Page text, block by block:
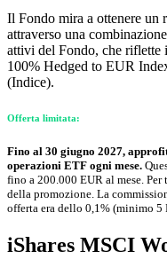
Il Fondo mira a ottenere un
attraverso una
attivi del Fondo, che
100% Hedged to EUR
(Indice).
Offerta limitata:
Fino al 30 giugno 2027,
operazioni ETF ogni mese.
fino a 200.000 EUR al mese.
della promozione. La
offerta era dello 0,1% (minimo 5
iShares MSCI